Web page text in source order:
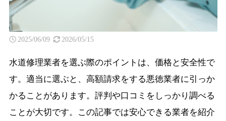
2025/06/09 2026/05/15
水道修理業者を選ぶ際のポイントは、価格と安全性で
す。適当に選ぶと、高額請求をする悪徳業者に引っか
かることがあります。評判や口コミをしっかり調べる
ことが大切です。この記事では安心できる業者を紹介